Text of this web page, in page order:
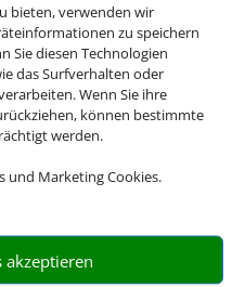
bieten, verwenden wir
zu speichern
Sie diesen Technologien
das Surfverhalten oder
Wenn Sie ihre
können bestimmte
werden.
und Marketing Cookies.
akzeptieren
eine Email
gerick.de